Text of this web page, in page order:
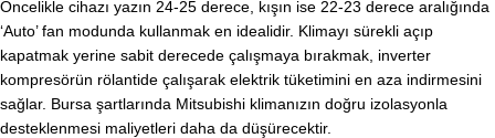
Öncelikle cihazı yazın 24-25 derece, kışın ise 22-23 derece aralığında
‘Auto’ fan modunda kullanmak en idealidir. Klimayı sürekli açıp
kapatmak yerine sabit derecede çalışmaya bırakmak, inverter
kompresörün rölantide çalışarak elektrik tüketimini en aza indirmesini
sağlar. Bursa şartlarında Mitsubishi klimanızın doğru izolasyonla
desteklenmesi maliyetleri daha da düşürecektir.